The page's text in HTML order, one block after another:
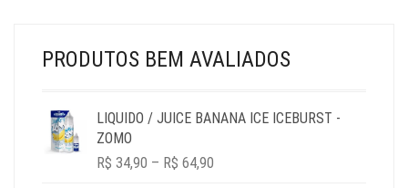
PRODUTOS BEM AVALIADOS
LIQUIDO / JUICE BANANA ICE ICEBURST -
ZOMO
R$ 34,90 – R$ 64,90